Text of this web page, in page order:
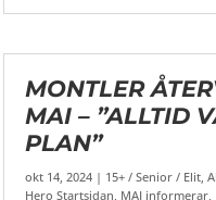
MONTLER
MAI – ”ALLTID
PLAN”
okt 14, 2024| 15+ / Senior / Elit,
Hero Startsidan, MAI informerar,